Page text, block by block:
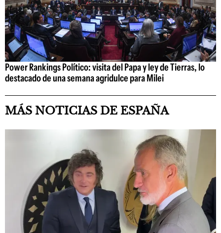
Power Rankings Político: visita del Papa y ley de Tierras, lo
destacado de una semana agridulce para Milei
MÁS NOTICIAS DE ESPAÑA